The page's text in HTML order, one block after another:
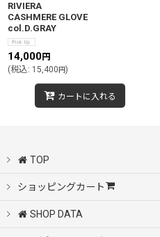
RIVIERA
CASHMERE GLOVE
col.D.GRAY
14,000円
(税込: 15,400円)
カートに入れる
TOP
ショッピングカート
SHOP DATA